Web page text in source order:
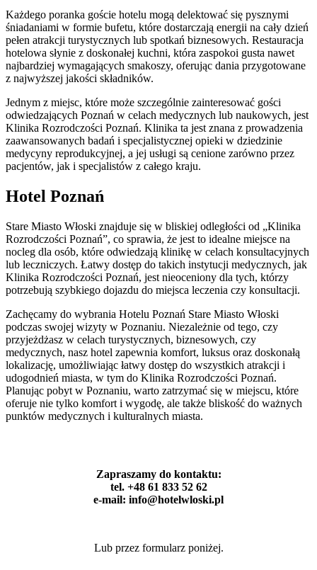
Każdego poranka goście hotelu mogą delektować się pysznymi
śniadaniami w formie bufetu, które dostarczają energii na cały dzień
pełen atrakcji turystycznych lub spotkań biznesowych. Restauracja
hotelowa słynie z doskonałej kuchni, która zaspokoi gusta nawet
najbardziej wymagających smakoszy, oferując dania przygotowane
z najwyższej jakości składników.
Jednym z miejsc, które może szczególnie zainteresować gości
odwiedzających Poznań w celach medycznych lub naukowych, jest
Klinika Rozrodczości Poznań. Klinika ta jest znana z prowadzenia
zaawansowanych badań i specjalistycznej opieki w dziedzinie
medycyny reprodukcyjnej, a jej usługi są cenione zarówno przez
pacjentów, jak i specjalistów z całego kraju.
Hotel Poznań
Stare Miasto Włoski znajduje się w bliskiej odległości od „Klinika
Rozrodczości Poznań”, co sprawia, że jest to idealne miejsce na
nocleg dla osób, które odwiedzają klinikę w celach konsultacyjnych
lub leczniczych. Łatwy dostęp do takich instytucji medycznych, jak
Klinika Rozrodczości Poznań, jest nieoceniony dla tych, którzy
potrzebują szybkiego dojazdu do miejsca leczenia czy konsultacji.
Zachęcamy do wybrania Hotelu Poznań Stare Miasto Włoski
podczas swojej wizyty w Poznaniu. Niezależnie od tego, czy
przyjeżdżasz w celach turystycznych, biznesowych, czy
medycznych, nasz hotel zapewnia komfort, luksus oraz doskonałą
lokalizację, umożliwiając łatwy dostęp do wszystkich atrakcji i
udogodnień miasta, w tym do Klinika Rozrodczości Poznań.
Planując pobyt w Poznaniu, warto zatrzymać się w miejscu, które
oferuje nie tylko komfort i wygodę, ale także bliskość do ważnych
punktów medycznych i kulturalnych miasta.
Zapraszamy do kontaktu:
tel. +48 61 833 52 62
e-mail: info@hotelwloski.pl
Lub przez formularz poniżej.